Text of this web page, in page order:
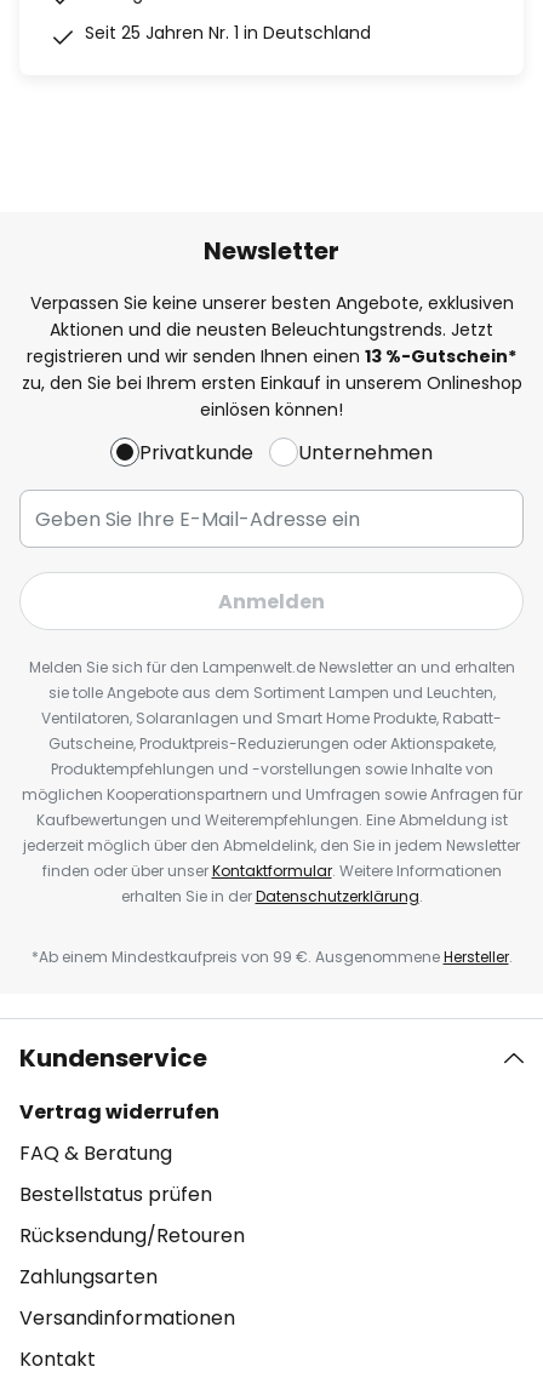
Seit 25 Jahren Nr. 1 in Deutschland
Newsletter
Verpassen Sie keine unserer besten Angebote, exklusiven
Aktionen und die neusten Beleuchtungstrends. Jetzt
registrieren und wir senden Ihnen einen 13 %-Gutschein*
zu, den Sie bei Ihrem ersten Einkauf in unserem Onlineshop
einlösen können!
Privatkunde Unternehmen
Anmelden
Melden Sie sich für den Lampenwelt.de Newsletter an und erhalten
sie tolle Angebote aus dem Sortiment Lampen und Leuchten,
Ventilatoren, Solaranlagen und Smart Home Produkte, Rabatt-
Gutscheine, Produktpreis-Reduzierungen oder Aktionspakete,
Produktempfehlungen und -vorstellungen sowie Inhalte von
möglichen Kooperationspartnern und Umfragen sowie Anfragen für
Kaufbewertungen und Weiterempfehlungen. Eine Abmeldung ist
jederzeit möglich über den Abmeldelink, den Sie in jedem Newsletter
finden oder über unserKontaktformular. Weitere Informationen
erhalten Sie in derDatenschutzerklärung.
*Ab einem Mindestkaufpreis von 99 €. AusgenommeneHersteller.
Kundenservice
Vertrag widerrufen
FAQ & Beratung
Bestellstatus prüfen
Rücksendung/Retouren
Zahlungsarten
Versandinformationen
Kontakt